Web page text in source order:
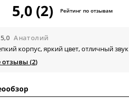
5,0 (2) Рейтинг по отзывам
5,0 Анатолий
корпус, яркий цвет, отличный звук
отзывы (2)